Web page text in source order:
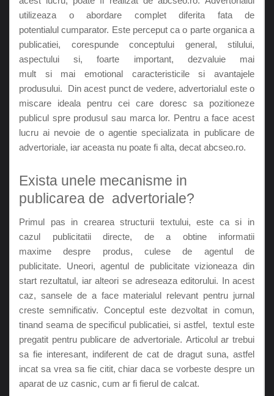
utilizeaza o abordare complet diferita fata de
potentialul cumparator. Este perceput ca o parte organica a
publicatiei, corespunde conceptului general, stilului,
aspectului si, foarte important, dezvaluie mai
mult si mai emotional caracteristicile si avantajele
produsului. Din acest punct de vedere, advertorialul este o
miscare ideala pentru cei care doresc sa pozitioneze
publicul spre produsul sau marca lor. Pentru a face acest
lucru ai nevoie de o agentie specializata in publicare de
advertoriale, iar aceasta nu poate fi alta, decat abcseo.ro.
Exista unele mecanisme in
publicarea de advertoriale?
Primul pas in crearea structurii textului, este ca si in
cazul publicitatii directe, de a obtine informatii
maxime despre produs, culese de agentul de
publicitate. Uneori, agentul de publicitate vizioneaza din
start rezultatul, iar alteori se adreseaza editorului. In acest
caz, sansele de a face materialul relevant pentru jurnal
creste semnificativ. Conceptul este dezvoltat in comun,
tinand seama de specificul publicatiei, si astfel, textul este
pregatit pentru publicare de advertoriale. Articolul ar trebui
sa fie interesant, indiferent de cat de dragut suna, astfel
incat sa vrea sa fie citit, chiar daca se vorbeste despre un
aparat de uz casnic, cum ar fi fierul de calcat.